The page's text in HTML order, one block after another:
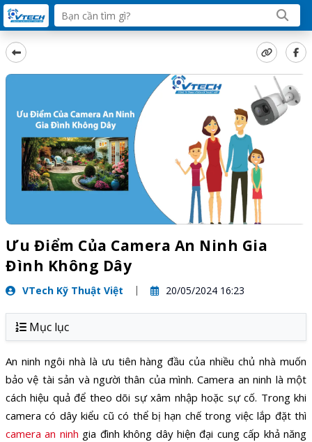
Ưu Điểm Của Camera An Ninh Gia
Đình Không Dây
VTech Kỹ Thuật Việt 20/05/2024 16:23
Mục lục
An ninh ngôi nhà là ưu tiên hàng đầu của nhiều chủ nhà muốn
bảo vệ tài sản và người thân của mình. Camera an ninh là một
cách hiệu quả để theo dõi sự xâm nhập hoặc sự cố. Trong khi
camera có dây kiểu cũ có thể bị hạn chế trong việc lắp đặt thì
camera an ninh gia đình không dây hiện đại cung cấp khả năng